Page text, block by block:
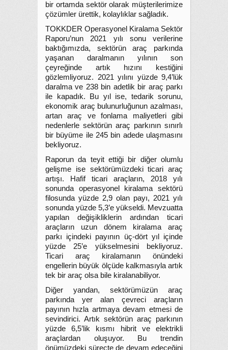
bir ortamda sektör olarak müşterilerimize
çözümler ürettik, kolaylıklar sağladık.
TOKKDER Operasyonel Kiralama Sektör
Raporu’nun 2021 yılı sonu verilerine
baktığımızda, sektörün araç parkında
yaşanan daralmanın yılının son
çeyreğinde artık hızını kestiğini
gözlemliyoruz. 2021 yılını yüzde 9,4’lük
daralma ve 238 bin adetlik bir araç parkı
ile kapadık. Bu yıl ise, tedarik sorunu,
ekonomik araç bulunurluğunun azalması,
artan araç ve fonlama maliyetleri gibi
nedenlerle sektörün araç parkının sınırlı
bir büyüme ile 245 bin adede ulaşmasını
bekliyoruz.
Raporun da teyit ettiği bir diğer olumlu
gelişme ise sektörümüzdeki ticari araç
artışı. Hafif ticari araçların, 2018 yılı
sonunda operasyonel kiralama sektörü
filosunda yüzde 2,9 olan payı, 2021 yılı
sonunda yüzde 5,3’e yükseldi. Mevzuatta
yapılan değişikliklerin ardından ticari
araçların uzun dönem kiralama araç
parkı içindeki payının üç-dört yıl içinde
yüzde 25’e yükselmesini bekliyoruz.
Ticari araç kiralamanın önündeki
engellerin büyük ölçüde kalkmasıyla artık
tek bir araç olsa bile kiralanabiliyor.
Diğer yandan, sektörümüzün araç
parkında yer alan çevreci araçların
payının hızla artmaya devam etmesi de
sevindirici. Artık sektörün araç parkının
yüzde 6,5’lik kısmı hibrit ve elektrikli
araçlardan oluşuyor. Bu trendin
önümüzdeki süreçte de devam edeceğini